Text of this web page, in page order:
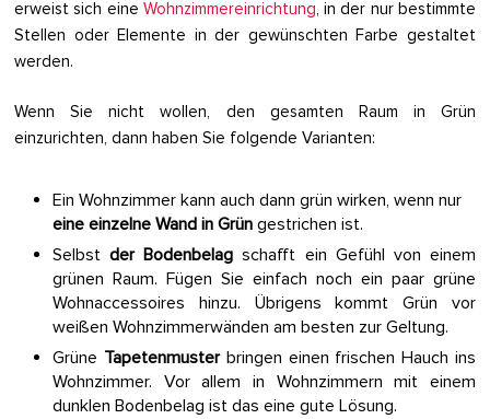
erweist sich eine Wohnzimmereinrichtung, in der nur bestimmte
Stellen oder Elemente in der gewünschten Farbe gestaltet
werden.
Wenn Sie nicht wollen, den gesamten Raum in Grün
einzurichten, dann haben Sie folgende Varianten:
Ein Wohnzimmer kann auch dann grün wirken, wenn nur
eine einzelne Wand in Grün gestrichen ist.
Selbstder Bodenbelag schafft ein Gefühl von einem
grünen Raum. Fügen Sie einfach noch ein paar grüne
Wohnaccessoires hinzu. Übrigens kommt Grün vor
weißen Wohnzimmerwänden am besten zur Geltung.
Grüne Tapetenmusterbringen einen frischen Hauch ins
Wohnzimmer. Vor allem in Wohnzimmern mit einem
dunklen Bodenbelag ist das eine gute Lösung.